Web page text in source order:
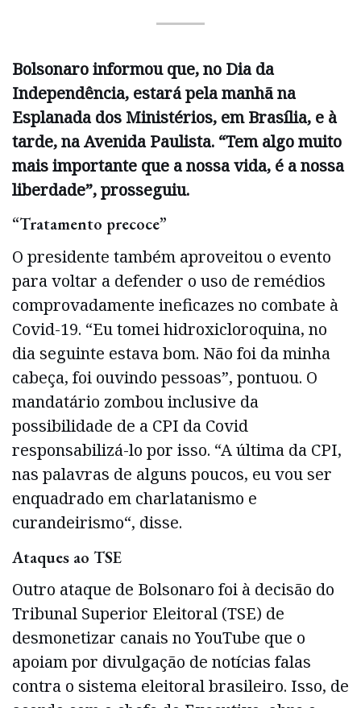
Bolsonaro informou que, no Dia da
Independência, estará pela manhã na
Esplanada dos Ministérios, em Brasília, e à
tarde, na Avenida Paulista. “Tem algo muito
mais importante que a nossa vida, é a nossa
liberdade”, prosseguiu.
“Tratamento precoce”
O presidente também aproveitou o evento
para voltar a defender o uso de remédios
comprovadamente ineficazes no combate à
Covid-19. “Eu tomei hidroxicloroquina, no
dia seguinte estava bom. Não foi da minha
cabeça, foi ouvindo pessoas”, pontuou. O
mandatário zombou inclusive da
possibilidade de a CPI da Covid
responsabilizá-lo por isso. “A última da CPI,
nas palavras de alguns poucos, eu vou ser
enquadrado em charlatanismo e
curandeirismo“, disse.
Ataques ao TSE
Outro ataque de Bolsonaro foi à decisão do
Tribunal Superior Eleitoral (TSE) de
desmonetizar canais no YouTube que o
apoiam por divulgação de notícias falas
contra o sistema eleitoral brasileiro. Isso, de